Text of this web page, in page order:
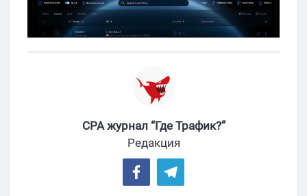
CPA журнал “Где Трафик?”
Редакция